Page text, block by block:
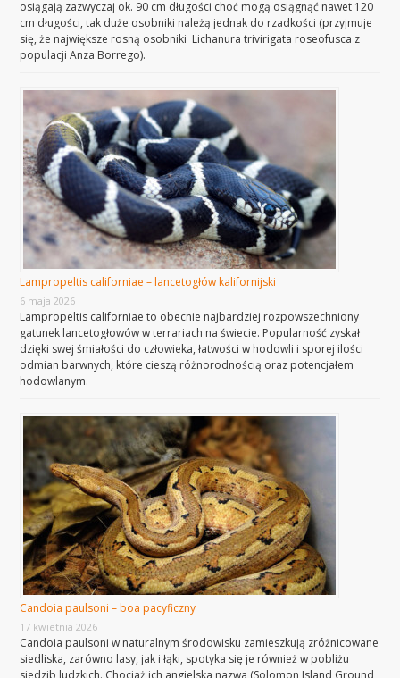
osiągają zazwyczaj ok. 90 cm długości choć mogą osiągnąć nawet 120
cm długości, tak duże osobniki należą jednak do rzadkości (przyjmuje
się, że największe rosną osobniki Lichanura trivirigata roseofusca z
populacji Anza Borrego).
Lampropeltis californiae – lancetogłów kalifornijski
6 maja 2026
Lampropeltis californiae to obecnie najbardziej rozpowszechniony
gatunek lancetogłowów w terrariach na świecie. Popularność zyskał
dzięki swej śmiałości do człowieka, łatwości w hodowli i sporej ilości
odmian barwnych, które cieszą różnorodnością oraz potencjałem
hodowlanym.
Candoia paulsoni – boa pacyficzny
17 kwietnia 2026
Candoia paulsoni w naturalnym środowisku zamieszkują zróżnicowane
siedliska, zarówno lasy, jak i łąki, spotyka się je również w pobliżu
siedzib ludzkich. Chociaż ich angielska nazwa (Solomon Island Ground